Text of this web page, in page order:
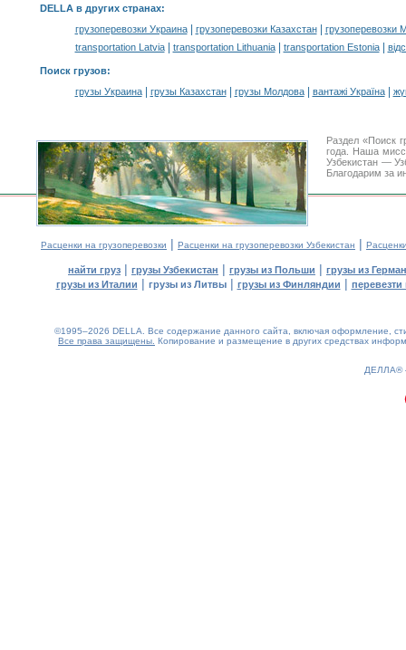
DELLA в других странах:
грузоперевозки Украина| грузоперевозки Казахстан|
грузоперевозки
transportation Latvia| transportation Lithuania| transportation Estonia|
Поиск грузов:
грузы Украина| грузы Казахстан| грузы Молдова| вантажі Україна|
Раздел «Поиск
года. Наша
Узбекистан —
Благодарим за
Расценки на грузоперевозки | Расценки на грузоперевозки Узбекистан |
найти груз | грузы Узбекистан | грузы из Польши | грузы из
грузы из Италии | грузы из Литвы| грузы из Финляндии | перевезти
©1995–2026 DELLA. Все содержание данного сайта, включая оформление,
Все права защищены. Копирование и размещение в других средствах